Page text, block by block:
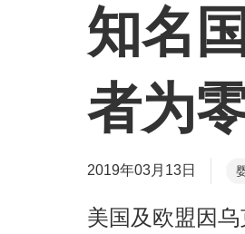
知名
者为
2019年03月13日
美国及欧盟因